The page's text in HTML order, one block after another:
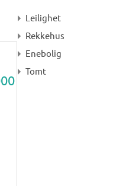
Leilighet
Rekkehus
Enebolig
Tomt